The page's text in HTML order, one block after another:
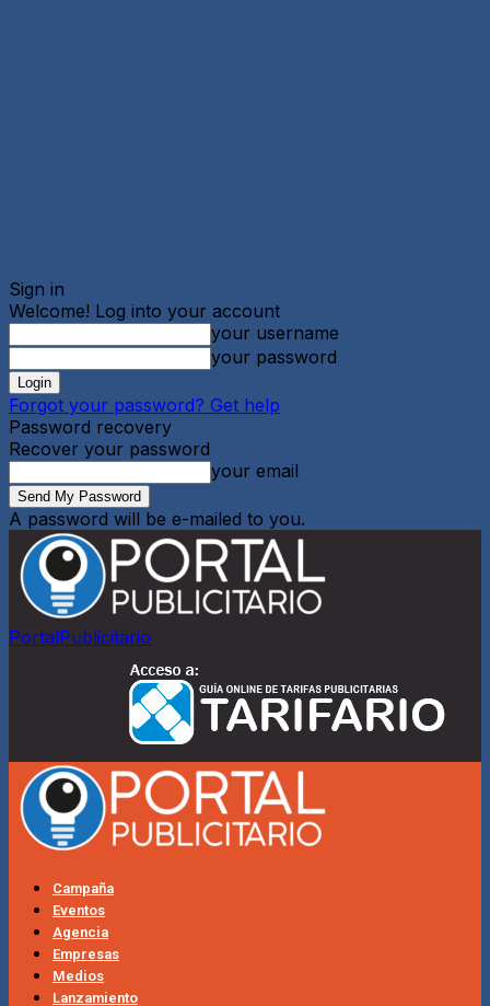
Sign in
Welcome! Log into your account
your username
your password
Forgot your password? Get help
Password recovery
Recover your password
your email
A password will be e-mailed to you.
PortalPublicitario
Campaña
Eventos
Agencia
Empresas
Medios
Lanzamiento